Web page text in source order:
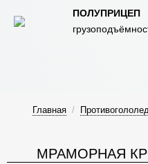
ПОЛУПРИЦЕП
Главная /
МРАМОРНАЯ